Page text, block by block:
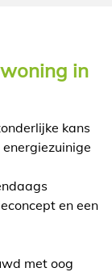
in
kans
en een
met oog